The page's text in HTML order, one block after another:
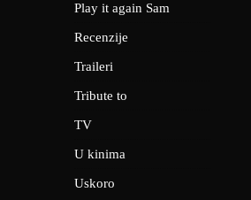
Play it again Sam
Recenzije
Traileri
Tribute to
TV
U kinima
Uskoro